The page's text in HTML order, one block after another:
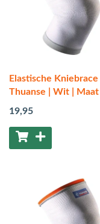
Elastische Kniebrace |
Thuanse | Wit | Maat
19,95